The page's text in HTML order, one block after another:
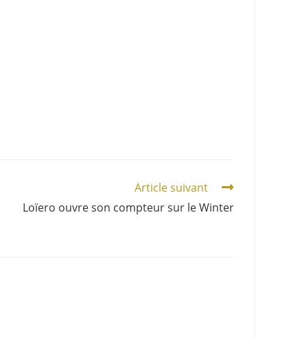
Article suivant
Loïero ouvre son compteur sur le Winter